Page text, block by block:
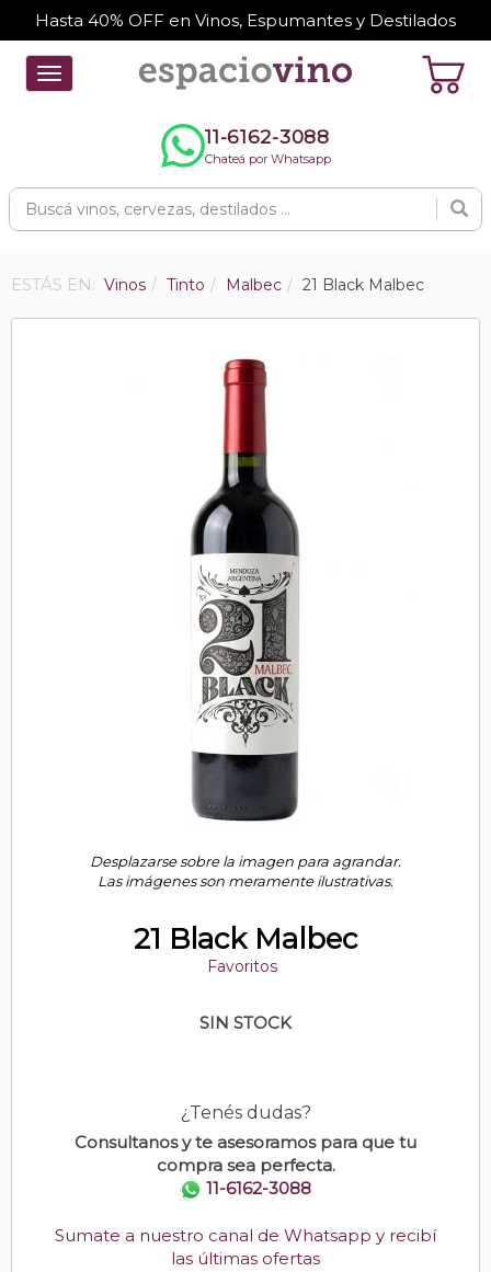
Hasta 40% OFF en Vinos, Espumantes y Destilados
Toggle
navigation
11-6162-3088
Chateá por Whatsapp
ESTÁS EN: Vinos Tinto Malbec 21 Black Malbec
Desplazarse sobre la imagen para agrandar.
Las imágenes son meramente ilustrativas.
21 Black Malbec
Favoritos
SIN STOCK
¿Tenés dudas?
Consultanos y te asesoramos para que tu
compra sea perfecta.
11-6162-3088
Sumate a nuestro canal de Whatsapp y recibí
las últimas ofertas